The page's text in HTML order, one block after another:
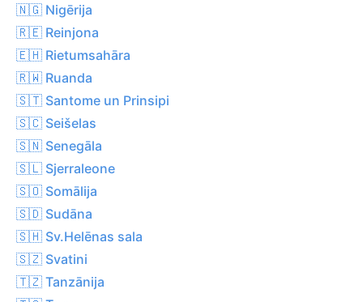
🇳🇬 Nigērija
🇷🇪 Reinjona
🇪🇭 Rietumsahāra
🇷🇼 Ruanda
🇸🇹 Santome un Prinsipi
🇸🇨 Seišelas
🇸🇳 Senegāla
🇸🇱 Sjerraleone
🇸🇴 Somālija
🇸🇩 Sudāna
🇸🇭 Sv.Helēnas sala
🇸🇿 Svatini
🇹🇿 Tanzānija